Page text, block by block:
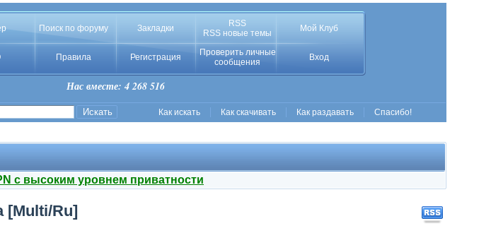
Поиск по форуму Закладки
RSS
RSS новые темы
Мой Клуб
Правила Регистрация
Проверить личные
сообщения
Вход
Нас вместе: 4 268 516
Как искать Как скачивать Как раздавать Спасибо!
с высоким уровнем приватности
[Multi/Ru]